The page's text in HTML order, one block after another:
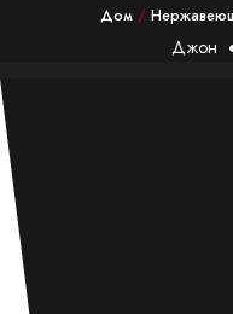
Дом /
Джон